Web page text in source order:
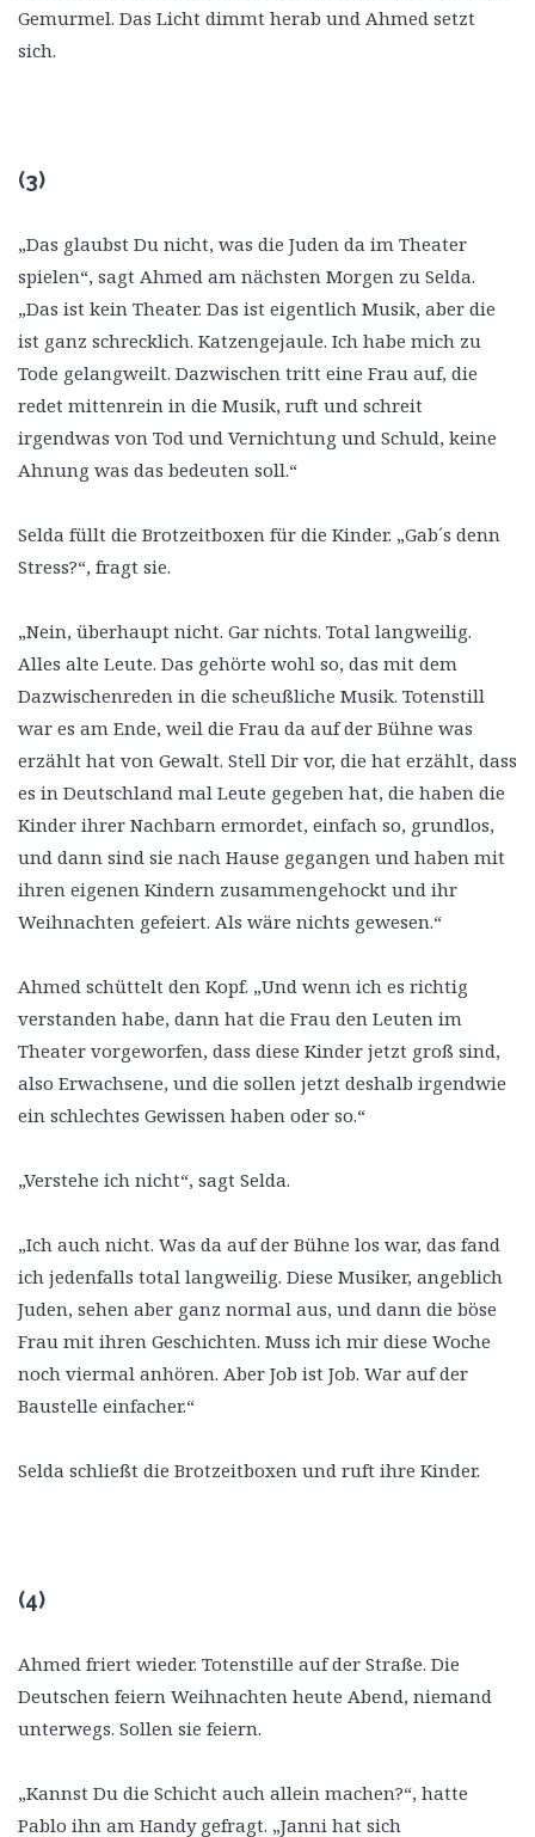
Gemurmel. Das Licht dimmt herab und Ahmed setzt
sich.
(3)
„Das glaubst Du nicht, was die Juden da im Theater
spielen“, sagt Ahmed am nächsten Morgen zu Selda.
„Das ist kein Theater. Das ist eigentlich Musik, aber die
ist ganz schrecklich. Katzengejaule. Ich habe mich zu
Tode gelangweilt. Dazwischen tritt eine Frau auf, die
redet mittenrein in die Musik, ruft und schreit
irgendwas von Tod und Vernichtung und Schuld, keine
Ahnung was das bedeuten soll.“
Selda füllt die Brotzeitboxen für die Kinder. „Gab´s denn
Stress?“, fragt sie.
„Nein, überhaupt nicht. Gar nichts. Total langweilig.
Alles alte Leute. Das gehörte wohl so, das mit dem
Dazwischenreden in die scheußliche Musik. Totenstill
war es am Ende, weil die Frau da auf der Bühne was
erzählt hat von Gewalt. Stell Dir vor, die hat erzählt, dass
es in Deutschland mal Leute gegeben hat, die haben die
Kinder ihrer Nachbarn ermordet, einfach so, grundlos,
und dann sind sie nach Hause gegangen und haben mit
ihren eigenen Kindern zusammengehockt und ihr
Weihnachten gefeiert. Als wäre nichts gewesen.“
Ahmed schüttelt den Kopf. „Und wenn ich es richtig
verstanden habe, dann hat die Frau den Leuten im
Theater vorgeworfen, dass diese Kinder jetzt groß sind,
also Erwachsene, und die sollen jetzt deshalb irgendwie
ein schlechtes Gewissen haben oder so.“
„Verstehe ich nicht“, sagt Selda.
„Ich auch nicht. Was da auf der Bühne los war, das fand
ich jedenfalls total langweilig. Diese Musiker, angeblich
Juden, sehen aber ganz normal aus, und dann die böse
Frau mit ihren Geschichten. Muss ich mir diese Woche
noch viermal anhören. Aber Job ist Job. War auf der
Baustelle einfacher.“
Selda schließt die Brotzeitboxen und ruft ihre Kinder.
(4)
Ahmed friert wieder. Totenstille auf der Straße. Die
Deutschen feiern Weihnachten heute Abend, niemand
unterwegs. Sollen sie feiern.
„Kannst Du die Schicht auch allein machen?“, hatte
Pablo ihn am Handy gefragt. „Janni hat sich